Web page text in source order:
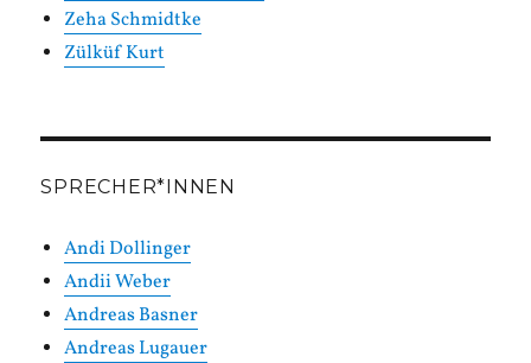
Zeha Schmidtke
Zülküf Kurt
SPRECHER*INNEN
Andi Dollinger
Andii Weber
Andreas Basner
Andreas Lugauer